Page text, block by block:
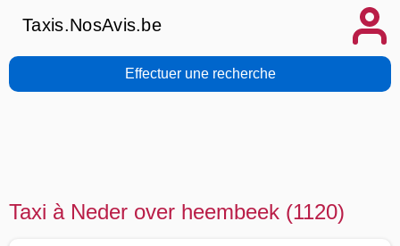
Taxis.NosAvis.be
Effectuer une recherche
Taxi à Neder over heembeek (1120)